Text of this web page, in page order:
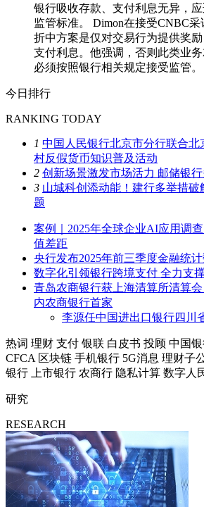
银行吸收存款、支付利息无异，
监管标准。 Dimon在接受CNBC
折中方案是仅对交易行为提供奖
支付利息。他强调，否则此类业务
必须按照银行相关规定接受监管。
今日排行
RANKING TODAY
1 中国人民银行北京市分行联合北
村反假货币知识普及活动
2 创新场景激发市场活力 邮储银
3 山城科创添动能！建行多举措破
题
案例｜2025年全球企业AI应用调
值差距
央行发布2025年前三季度金融统
数字化引领银行跨境支付 全力支
青岛农商银行获上海清算所清算
内农商银行首家
李源任中国进出口银行四川
热词 理财 支付 银联 白皮书 投顾 中国
CFCA 区块链 手机银行 5G消息 理财子
银行
上市银行 农商行 隐私计算 数字人
研究
RESEARCH